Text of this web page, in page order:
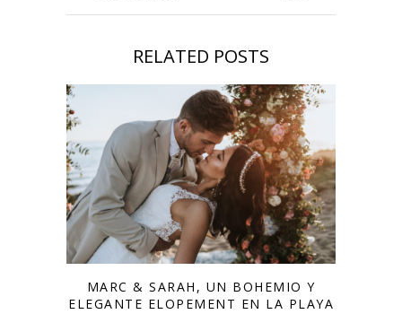
RELATED POSTS
MARC & SARAH, UN BOHEMIO Y
ELEGANTE ELOPEMENT EN LA PLAYA